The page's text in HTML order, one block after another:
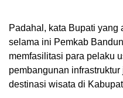
Padahal, kata Bupati yang
selama ini Pemkab
memfasilitasi para pelaku
pembangunan
destinasi wisata di